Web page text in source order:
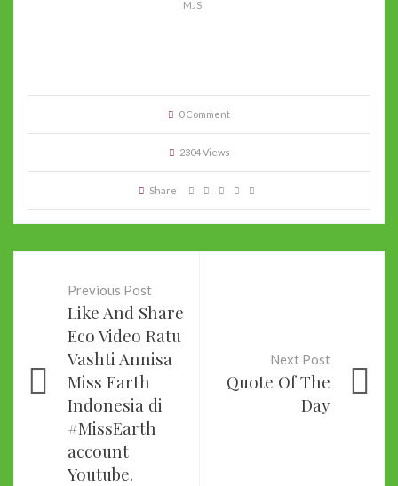
MJS
0 Comment
2304 Views
Share
Previous Post
Like And Share
Eco Video Ratu
Vashti Annisa
Miss Earth
Indonesia di
#MissEarth
account
Youtube.
Next Post
Quote Of The
Day